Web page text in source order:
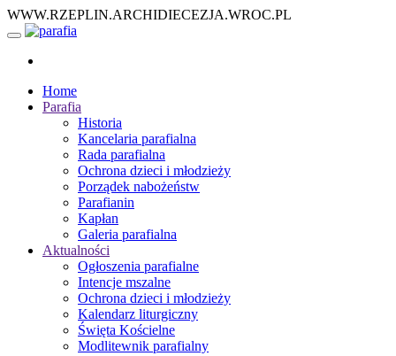
WWW.RZEPLIN.ARCHIDIECEZJA.WROC.PL
Home
Parafia
Historia
Kancelaria parafialna
Rada parafialna
Ochrona dzieci i młodzieży
Porządek nabożeństw
Parafianin
Kapłan
Galeria parafialna
Aktualności
Ogłoszenia parafialne
Intencje mszalne
Ochrona dzieci i młodzieży
Kalendarz liturgiczny
Święta Kościelne
Modlitewnik parafialny